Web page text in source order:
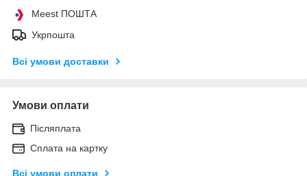
Meest ПОШТА
Укрпошта
Всі умови доставки
Умови оплати
Післяплата
Сплата на картку
Всі умови оплати